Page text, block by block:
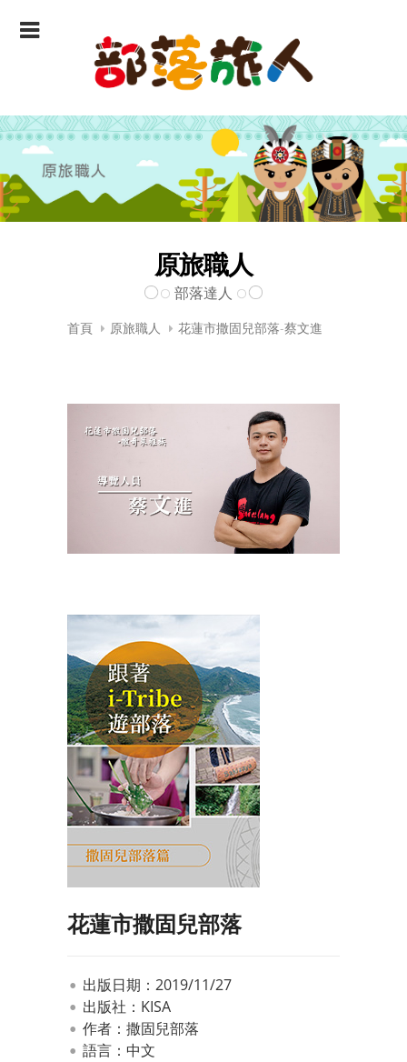
原旅職人
部落達人
首頁 原旅職人 花蓮市撒固兒部落-蔡文進
花蓮市撒固兒部落
出版日期：2019/11/27
出版社：KISA
作者：撒固兒部落
語言：中文